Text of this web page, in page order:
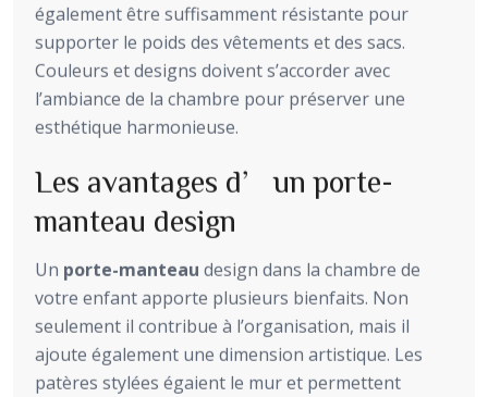
également être suffisamment résistante pour
supporter le poids des vêtements et des sacs.
Couleurs et designs doivent s’accorder avec
l’ambiance de la chambre pour préserver une
esthétique harmonieuse.
Les avantages d’un porte-
manteau design
Un porte-manteau design dans la chambre de
votre enfant apporte plusieurs bienfaits. Non
seulement il contribue à l’organisation, mais il
ajoute également une dimension artistique. Les
patères stylées égaient le mur et permettent